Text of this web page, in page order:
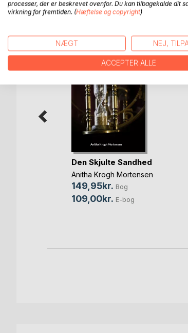
Den Skjulte Sandhed
Anitha Krogh Mortensen
149,95kr. Bog
109,00kr. E-bog
processer, der er beskrevet ovenfor. Du kan tilbagekalde dit
virkning for fremtiden. (Hæftelse og copyright)
NÆGT NEJ,
ACCEPTER ALLE